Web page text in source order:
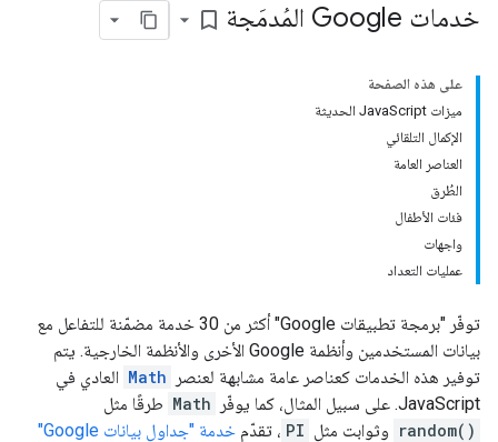
خدمات Google المُدمَجة bookmark_border
على هذه الصفحة
ميزات JavaScript الحديثة
الإكمال التلقائي
العناصر العامة
الطُرق
فئات الأطفال
واجهات
عمليات التعداد
توفّر "برمجة تطبيقات Google" أكثر من 30 خدمة مضمّنة للتفاعل مع
بيانات المستخدمين وأنظمة Google الأخرى والأنظمة الخارجية. يتم
توفير هذه الخدمات كعناصر عامة مشابهة لعنصر
Math العادي في
JavaScript. على سبيل المثال، كما يوفّر
Math طرقًا مثل
random() وثوابت مثل PI ، تقدّم خدمة "جداول بيانات Google"